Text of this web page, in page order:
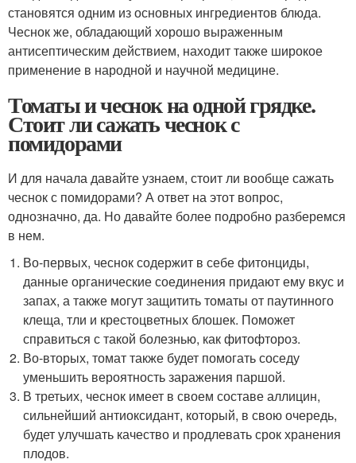
становятся одним из основных ингредиентов блюда.
Чеснок же, обладающий хорошо выраженным
антисептическим действием, находит также широкое
применение в народной и научной медицине.
Томаты и чеснок на одной грядке.
Стоит ли сажать чеснок с
помидорами
И для начала давайте узнаем, стоит ли вообще сажать
чеснок с помидорами? А ответ на этот вопрос,
однозначно, да. Но давайте более подробно разберемся
в нем.
Во-первых, чеснок содержит в себе фитонциды,
данные органические соединения придают ему вкус и
запах, а также могут защитить томаты от паутинного
клеща, тли и крестоцветных блошек. Поможет
справиться с такой болезнью, как фитофтороз.
Во-вторых, томат также будет помогать соседу
уменьшить вероятность заражения паршой.
В третьих, чеснок имеет в своем составе аллицин,
сильнейший антиоксидант, который, в свою очередь,
будет улучшать качество и продлевать срок хранения
плодов.